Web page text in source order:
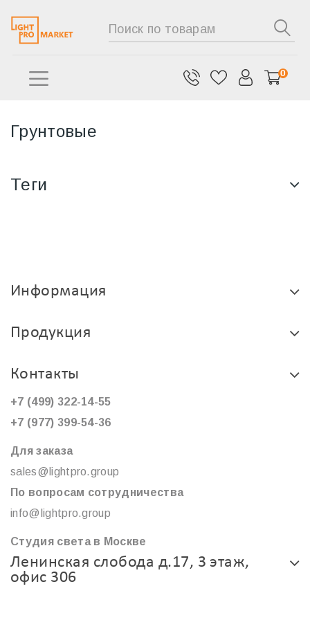
0
Грунтовые
Теги
Информация
Продукция
Контакты
+7 (499) 322-14-55
+7 (977) 399-54-36
Для заказа
sales@lightpro.group
По вопросам сотрудничества
info@lightpro.group
Студия света в Москве
Ленинская слобода д.17, 3 этаж,
офис 306